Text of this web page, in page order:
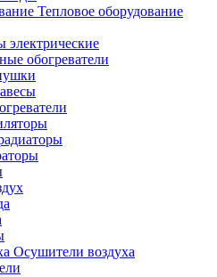
Тепловое оборудование
электрические
обогреватели
Осушители воздуха